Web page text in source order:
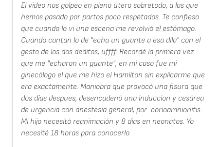
El video nos golpeo en pleno útero sobretodo, a las que
hemos pasado por partos poco respetados. Te confieso
que cuando lo vi una escena me revolvió el estómago.
Cuando cantan lo de "echa un guante a esa dila" con el
gesto de los dos deditos, uffff. Recordé la primera vez
que me "echaron un guante", en mi caso fue mi
ginecólogo el que me hizo el Hamilton sin explicarme que
era exactamente. Maniobra que provocó una fisura que
dos días despues, desencadenó una induccion y cesárea
de urgencia con anestesia general, por corioamnionitis.
Mi hijo necesitó reanimación y 8 dias en neonatos. Yo
necesité 18 horas para conocerlo.